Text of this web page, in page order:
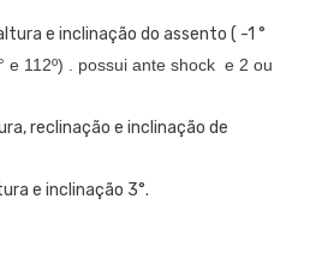
e inclinação do assento ( -1 °
e 112º) . possui ante shock e 2 ou
reclinação e inclinação de
e inclinação 3°.